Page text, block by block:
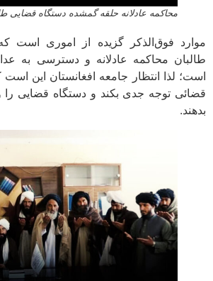
محاکمه عادلانه حلقه گمشده دستگاه قضایی
فوق‌الذکر گزیده از اموری است که
محاکمه عادلانه و دسترسی به عدالت
لذا انتظار جامعه افغانستان این است که
توجه جدی بکند و دستگاه قضایی را